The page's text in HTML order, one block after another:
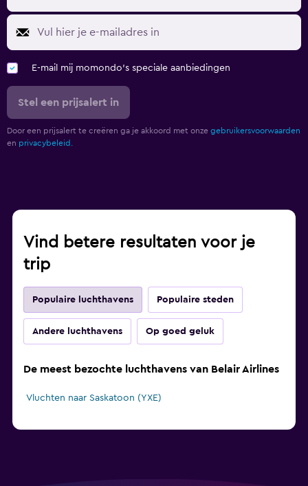
E-mail mij momondo's speciale aanbiedingen
Stel een prijsalert in
Door een prijsalert te creëren ga je akkoord met onze gebruikersvoorwaarden
en privacybeleid.
Vind betere resultaten voor je
trip
Populaire luchthavens Populaire steden
Andere luchthavens Op goed geluk
De meest bezochte luchthavens van Belair Airlines
Vluchten naar Saskatoon (YXE)